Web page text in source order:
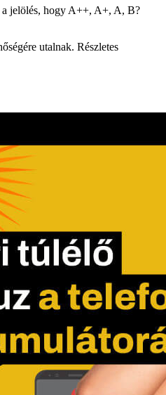
jelölés, hogy A++, A+, A, B?
utalnak. Részletes